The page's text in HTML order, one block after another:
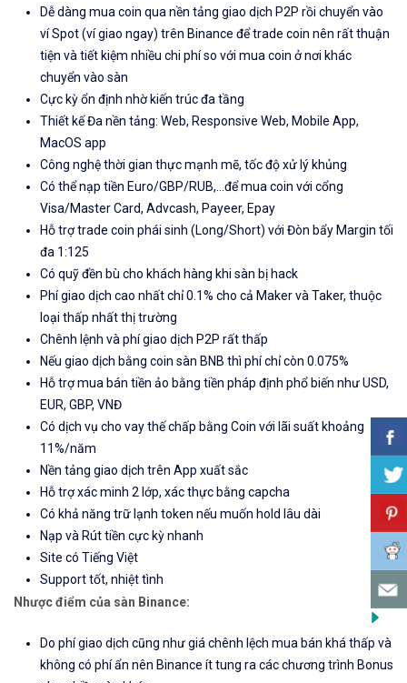
Dễ dàng mua coin qua nền tảng giao dịch P2P rồi chuyển vào
ví Spot (ví giao ngay) trên Binance để trade coin nên rất thuận
tiện và tiết kiệm nhiều chi phí so với mua coin ở nơi khác
chuyển vào sàn
Cực kỳ ổn định nhờ kiến trúc đa tầng
Thiết kế Đa nền tảng: Web, Responsive Web, Mobile App,
MacOS app
Công nghệ thời gian thực mạnh mẽ, tốc độ xử lý khủng
Có thể nạp tiền Euro/GBP/RUB,...để mua coin với cổng
Visa/Master Card, Advcash, Payeer, Epay
Hỗ trợ trade coin phái sinh (Long/Short) với Đòn bẩy Margin tối
đa 1:125
Có quỹ đền bù cho khách hàng khi sàn bị hack
Phí giao dịch cao nhất chỉ 0.1% cho cả Maker và Taker, thuộc
loại thấp nhất thị trường
Chênh lệnh và phí giao dịch P2P rất thấp
Nếu giao dịch bằng coin sàn BNB thì phí chỉ còn 0.075%
Hỗ trợ mua bán tiền ảo bằng tiền pháp định phổ biến như USD,
EUR, GBP, VNĐ
Có dịch vụ cho vay thế chấp bằng Coin với lãi suất khoảng
11%/năm
Nền tảng giao dịch trên App xuất sắc
Hỗ trợ xác minh 2 lớp, xác thực bằng capcha
Có khả năng trữ lạnh token nếu muốn hold lâu dài
Nạp và Rút tiền cực kỳ nhanh
Site có Tiếng Việt
Support tốt, nhiệt tình
Nhược điểm của sàn Binance:
Do phí giao dịch cũng như giá chênh lệch mua bán khá thấp và
không có phí ẩn nên Binance ít tung ra các chương trình Bonus